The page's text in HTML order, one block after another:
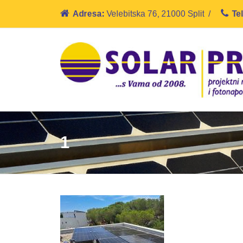
Adresa: Velebitska 76, 21000 Split /
1